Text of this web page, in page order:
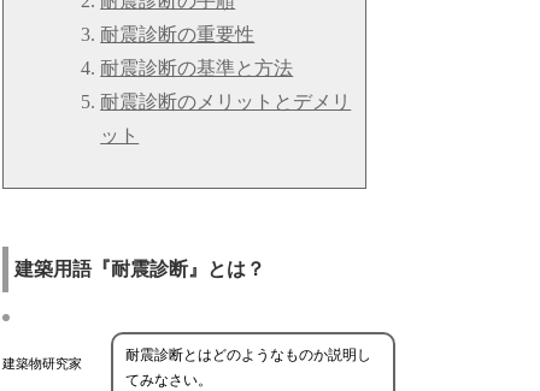
耐震診断の重要性
耐震診断の基準と方法
耐震診断のメリットとデメリ
ット
建築用語『耐震診断』とは？
建築物研究家
耐震診断とはどのようなものか説明し
てみなさい。